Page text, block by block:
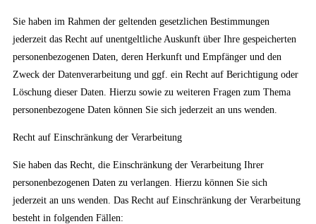
Sie haben im Rahmen der geltenden gesetzlichen Bestimmungen
jederzeit das Recht auf unentgeltliche Auskunft über Ihre gespeicherten
personenbezogenen Daten, deren Herkunft und Empfänger und den
Zweck der Datenverarbeitung und ggf. ein Recht auf Berichtigung oder
Löschung dieser Daten. Hierzu sowie zu weiteren Fragen zum Thema
personenbezogene Daten können Sie sich jederzeit an uns wenden.
Recht auf Einschränkung der Verarbeitung
Sie haben das Recht, die Einschränkung der Verarbeitung Ihrer
personenbezogenen Daten zu verlangen. Hierzu können Sie sich
jederzeit an uns wenden. Das Recht auf Einschränkung der Verarbeitung
besteht in folgenden Fällen: